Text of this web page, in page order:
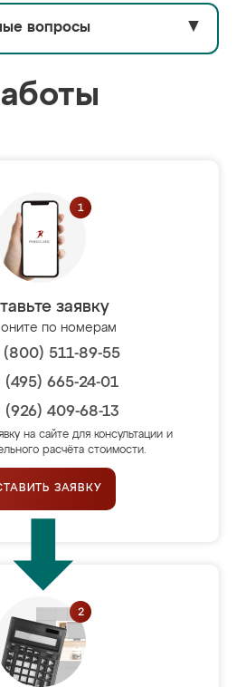
вопросы ▼
заявку
по номерам
(800) 511-89-55
(495) 665-24-01
(926) 409-68-13
на сайте для консультации и
расчёта стоимости.
ЗАЯВКУ